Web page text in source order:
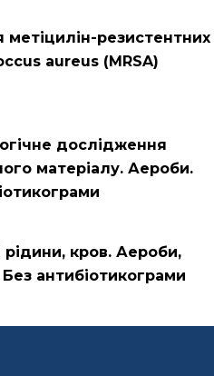
метіцилін-резистентних
aureus (MRSA)
дослідження
матеріалу. Аероби.
рідини, кров. Аероби,
антибіотикограми